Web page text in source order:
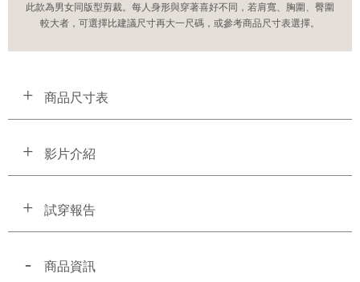
此款為男女同版型剪裁。每人身形與穿著喜好不同，若肩寬、胸圍、臀圍
較大者，可選擇比建議尺寸再大一尺碼，或參考商品尺寸表選擇。
商品尺寸表
影片介紹
試穿報告
商品資訊